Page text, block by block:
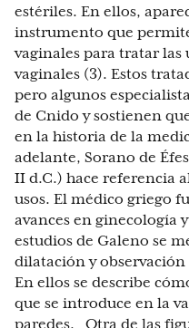
estériles. En ellos,
instrumento que
vaginales para tratar las
vaginales (3). Estos
pero algunos
de Cnido y sostienen
en la historia de la
adelante, Sorano de
II d.C.) hace referencia
usos. El médico griego
avances en ginecología
estudios de Galeno se
dilatación y
En ellos se describe
que se introduce en la
paredes. Otra de las